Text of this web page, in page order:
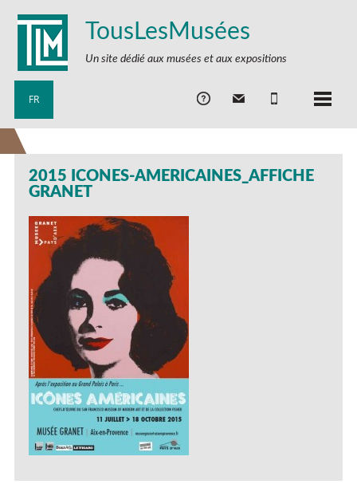
TousLesMusées
Un site dédié aux musées et aux expositions
FR
2015 ICONES-AMERICAINES_AFFICHE
GRANET